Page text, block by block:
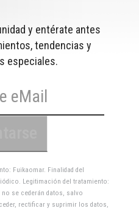
y entérate antes
tendencias y
especiales.
Fuikaomar. Finalidad del
Legitimación del tratamiento:
se cederán datos, salvo
rectificar y suprimir los datos,